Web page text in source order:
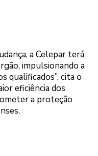
a Celepar terá
impulsionando a
qualificados”, cita o
eficiência dos
a proteção